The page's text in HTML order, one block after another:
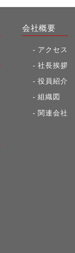
会社概要
アクセス
社長挨拶
役員紹介
組織図
関連会社